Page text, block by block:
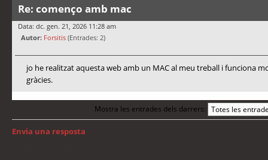
Re: començo amb mac
Data: dc. gen. 21, 2026 11:28 am
Autor: Forsitis (Entrades: 2)
jo he realitzat aquesta web amb un MAC al meu treball i funciona
gràcies.
Mostra les entrades dels darrers:
Envia una resposta